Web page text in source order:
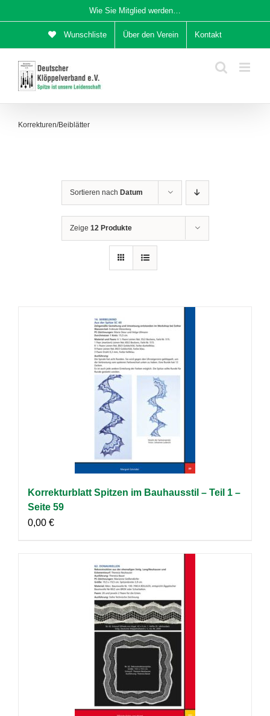
Inhalt
Wie Sie Mitglied werden…
Wunschliste Über den Verein Kontakt
Korrekturen/Beiblätter
Sortieren nach Datum
Zeige 12 Produkte
Korrekturblatt Spitzen im Bauhausstil – Teil 1 –
Seite 59
0,00 €